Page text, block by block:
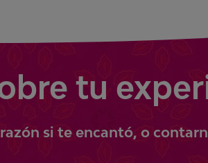
tu
si te encantó, o